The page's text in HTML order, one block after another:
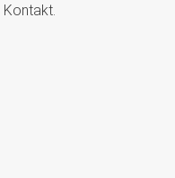
Kontakt